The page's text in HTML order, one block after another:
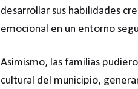
desarrollar sus habilidades
emocional en un entorno
Asimismo, las familias
cultural del municipio,